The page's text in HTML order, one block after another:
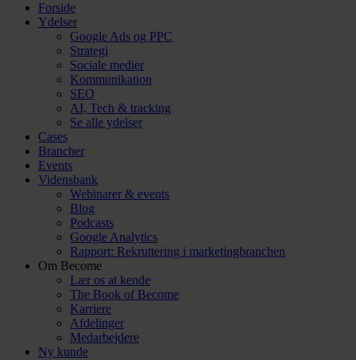
Forside
Ydelser
Google Ads og PPC
Strategi
Sociale medier
Kommunikation
SEO
AI, Tech & tracking
Se alle ydelser
Cases
Brancher
Events
Vidensbank
Webinarer & events
Blog
Podcasts
Google Analytics
Rapport: Rekruttering i marketingbranchen
Om Become
Lær os at kende
The Book of Become
Karriere
Afdelinger
Medarbejdere
Ny kunde